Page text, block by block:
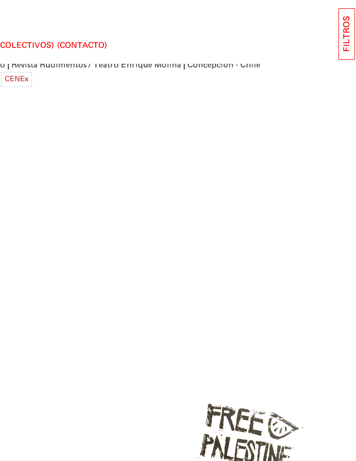
COLECTIVOS CONTACTO
| Revista Rudimentos / Teatro Enrique Molina | Concepción - Chile
CENEx
FILTROS